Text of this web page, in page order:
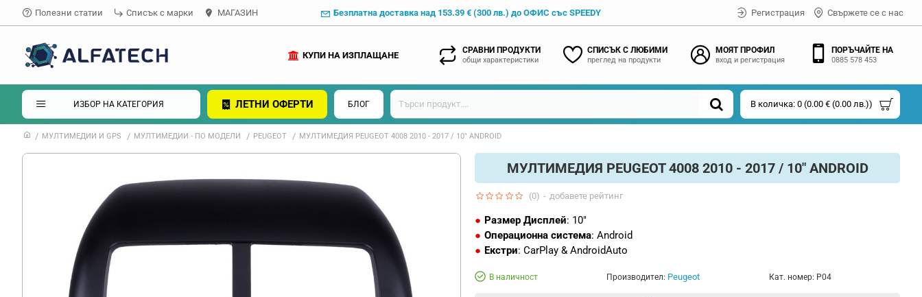
Полезни статии Списък с марки МАГАЗИН Безплатна доставка над 153.39 € (300 лв.) до ОФИС със SPEEDY Регистрация Свържете се с нас
СРАВНИ ПРОДУКТИ
общи характеристики
СПИСЪК С ЛЮБИМИ
преглед на продукти
МОЯТ ПРОФИЛ
вход и регистрация
ПОРЪЧАЙТЕ НА
0885 578 453
КУПИ НА ИЗПЛАЩАНЕ
ИЗБОР НА КАТЕГОРИЯ ЛЕТНИ ОФЕРТИ БЛОГ В количка: 0 (0.00 € (0.00 лв.))
МУЛТИМЕДИИ И GPS МУЛТИМЕДИИ - ПО МОДЕЛИ PEUGEOT МУЛТИМЕДИЯ PEUGEOT 4008 2010 - 2017 / 10" ANDROID
МУЛТИМЕДИЯ PEUGEOT 4008 2010 - 2017 / 10" ANDROID
Размер Дисплей: 10"
Операционна система: Android
Екстри: CarPlay & AndroidAuto
В наличност Производител: Peugeot Кат. номер: P04
(0) - добавете рейтинг